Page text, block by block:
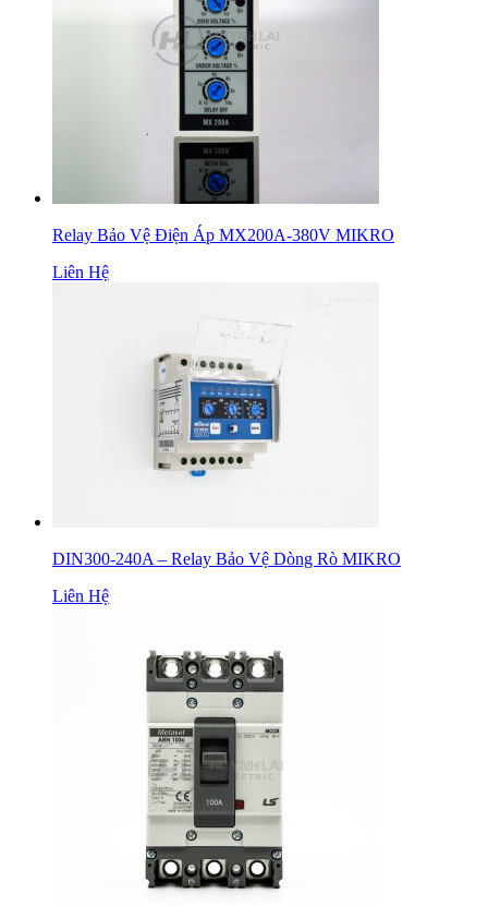
Relay Bảo Vệ Điện Áp MX200A-380V MIKRO
Liên Hệ
DIN300-240A – Relay Bảo Vệ Dòng Rò MIKRO
Liên Hệ